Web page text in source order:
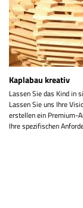
Kaplabau kreativ
Lassen Sie das Kind in
Lassen Sie uns Ihre
erstellen ein Premium-
Ihre spezifischen